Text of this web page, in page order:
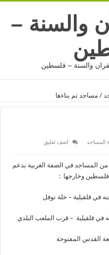
والسنة –
والسنة – فلسطين
/ مساجد تم بناءها
المساجد
اضف تعليق
من المساجد في الضفة الغربية بدعم
وخارجها :